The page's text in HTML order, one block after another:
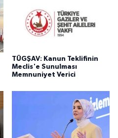
TÜGŞAV: Kanun Teklifinin
Meclis'e Sunulması
Memnuniyet Verici